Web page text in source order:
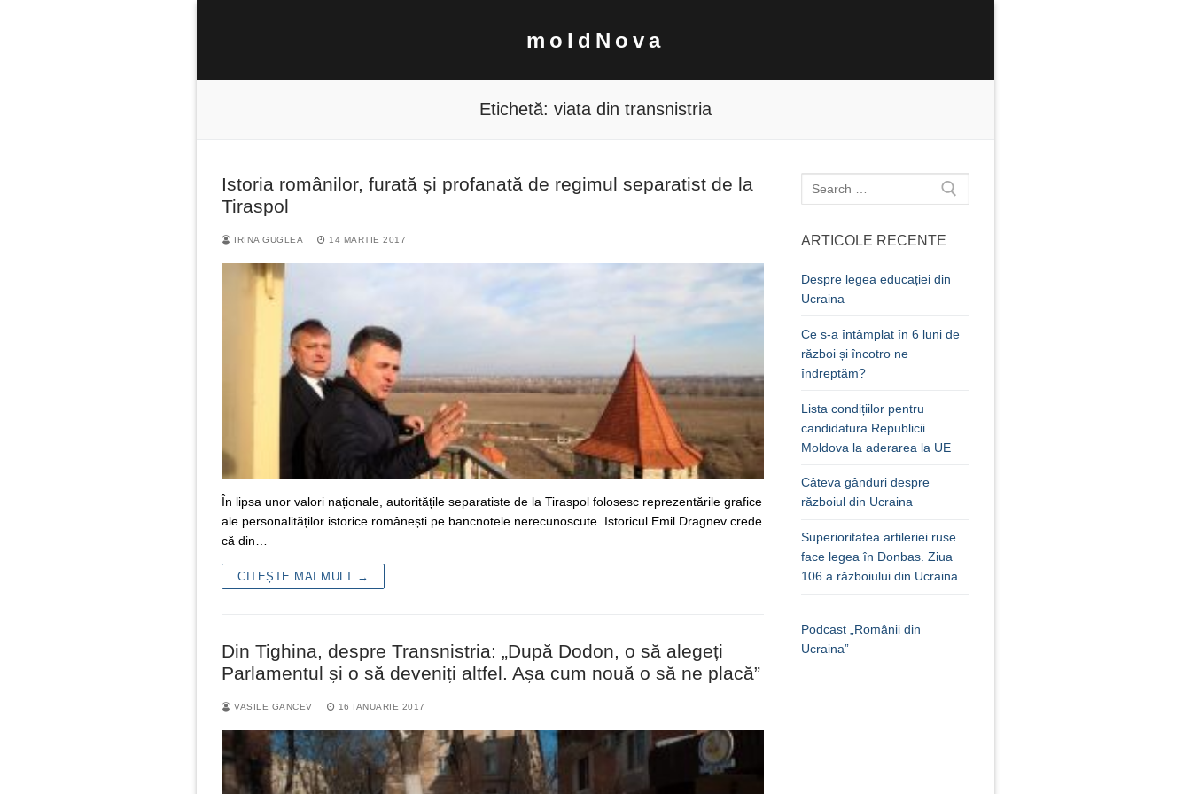
moldNova
Etichetă: viata din transnistria
Istoria românilor, furată și profanată de regimul separatist de la
Tiraspol
IRINA GUGLEA 14 MARTIE 2017
În lipsa unor valori naționale, autoritățile separatiste de la Tiraspol folosesc reprezentările grafice
ale personalităților istorice românești pe bancnotele nerecunoscute. Istoricul Emil Dragnev crede
că din…
CITEȘTE MAI MULT →
Din Tighina, despre Transnistria: „După Dodon, o să alegeți
Parlamentul și o să deveniți altfel. Așa cum nouă o să ne placă”
VASILE GANCEV 16 IANUARIE 2017
Caută
după:
ARTICOLE RECENTE
Despre legea educației din
Ucraina
Ce s-a întâmplat în 6 luni de
război și încotro ne
îndreptăm?
Lista condițiilor pentru
candidatura Republicii
Moldova la aderarea la UE
Câteva gânduri despre
războiul din Ucraina
Superioritatea artileriei ruse
face legea în Donbas. Ziua
106 a războiului din Ucraina
Podcast „Românii din
Ucraina”